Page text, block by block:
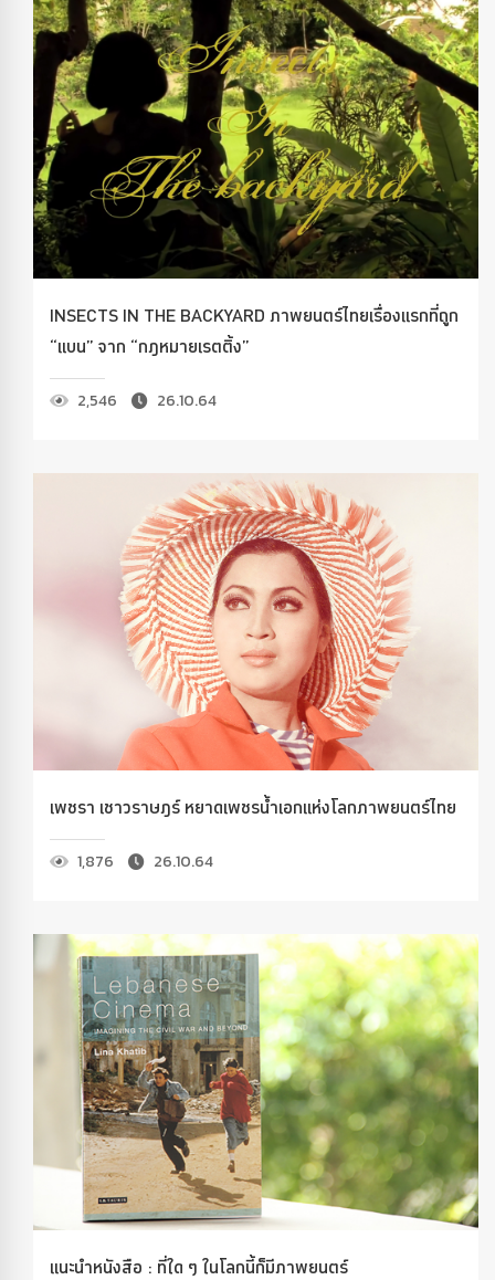
INSECTS IN THE BACKYARD ภาพยนตร์ไทยเรื่องแรกที่ถูก
“แบน” จาก “กฎหมายเรตติ้ง”
2,546 26.10.64
เพชรา เชาวราษฎร์ หยาดเพชรน้ำเอกแห่งโลกภาพยนตร์ไทย
1,876 26.10.64
แนะนำหนังสือ : ที่ใด ๆ ในโลกนี้ก็มีภาพยนตร์